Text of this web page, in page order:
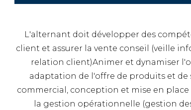
L'alternant doit développer des
client et assurer la vente conseil (veille
relation client)Animer et dynamiser
adaptation de l'offre de produits et de
commercial, conception et mise en
la gestion opérationnelle (gestion